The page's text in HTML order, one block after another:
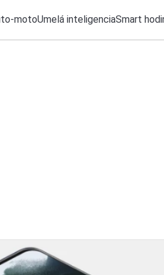
motoUmelá inteligenciaSmart